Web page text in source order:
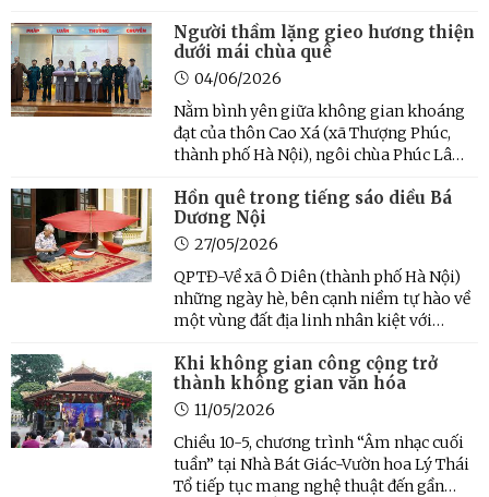
Nội đồng chủ trì tổ chức, Sở Văn hóa và
Thể thao Hà Nội tổ chức Không gian
trưng bày, triển lãm, giới ...
Người thầm lặng gieo hương thiện
dưới mái chùa quê
04/06/2026
Nằm bình yên giữa không gian khoáng
đạt của thôn Cao Xá (xã Thượng Phúc,
thành phố Hà Nội), ngôi chùa Phúc Lâm
linh thanh tịnh của nhân dân quanh
vùng.
Hồn quê trong tiếng sáo diều Bá
Dương Nội
27/05/2026
QPTĐ-Về xã Ô Diên (thành phố Hà Nội)
những ngày hè, bên cạnh niềm tự hào về
một vùng đất địa linh nhân kiệt với
mê hoặc bởi tiếng sáo diều vi vu trên
những tầng mây. Khác với những cánh
diều giải trí thông ...
Khi không gian công cộng trở
thành không gian văn hóa
11/05/2026
Chiều 10-5, chương trình “Âm nhạc cuối
tuần” tại Nhà Bát Giác-Vườn hoa Lý Thái
Tổ tiếp tục mang nghệ thuật đến gần